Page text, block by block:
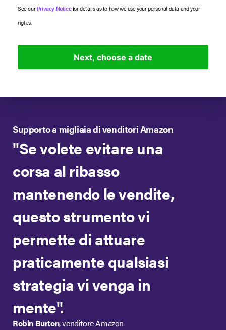
See our Privacy Noticefor details as to how we use your personal data and your
rights.
Supporto a migliaia di venditori Amazon
"Se volete evitare una
corsa al ribasso
mantenendo le vendite,
questo strumento vi
permette di attuare
praticamente qualsiasi
strategia vi venga in
mente".
Robin Burton, venditore Amazon